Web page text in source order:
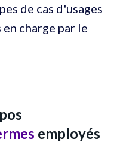
de cas d'usages
charge par le
employés